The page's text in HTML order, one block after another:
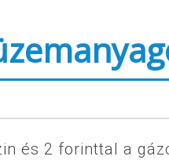
és 2 forinttal a